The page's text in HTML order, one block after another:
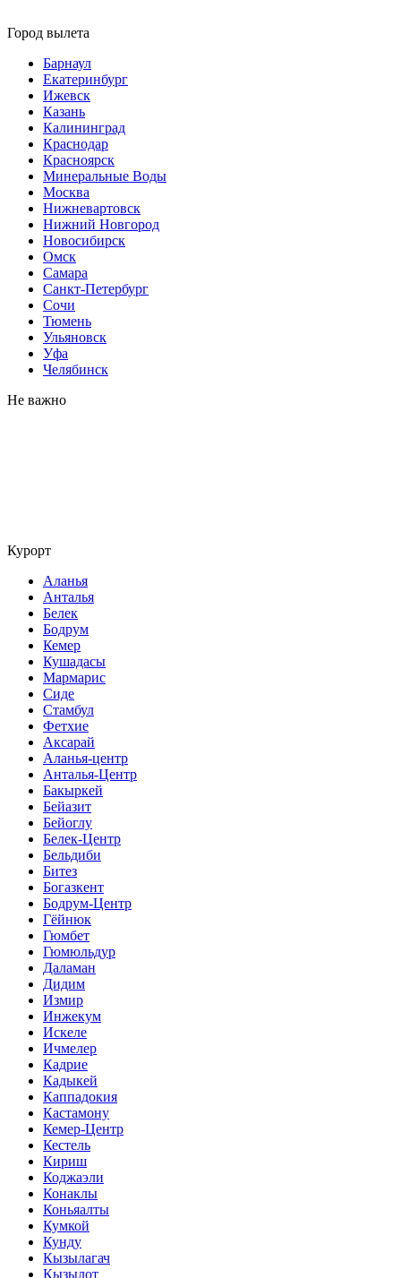
Город вылета
Барнаул
Екатеринбург
Ижевск
Казань
Калининград
Краснодар
Красноярск
Минеральные Воды
Москва
Нижневартовск
Нижний Новгород
Новосибирск
Омск
Самара
Санкт-Петербург
Сочи
Тюмень
Ульяновск
Уфа
Челябинск
Не важно
Курорт
Аланья
Анталья
Белек
Бодрум
Кемер
Кушадасы
Мармарис
Сиде
Стамбул
Фетхие
Аксарай
Аланья-центр
Анталья-Центр
Бакыркей
Бейазит
Бейоглу
Белек-Центр
Бельдиби
Битез
Богазкент
Бодрум-Центр
Гёйнюк
Гюмбет
Гюмюльдур
Даламан
Дидим
Измир
Инжекум
Искеле
Ичмелер
Кадрие
Кадыкей
Каппадокия
Кастамону
Кемер-Центр
Кестель
Кириш
Коджаэли
Конаклы
Коньяалты
Кумкой
Кунду
Кызылагач
Кызылот